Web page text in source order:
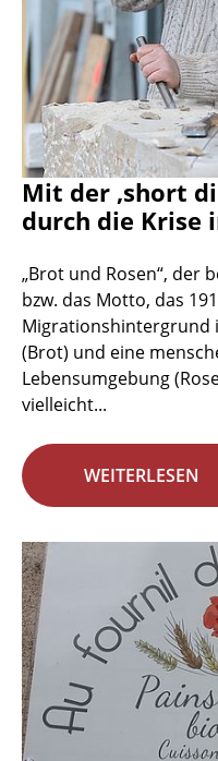
Mit der ‚short
durch die Krise
„Brot und Rosen“, der
bzw. das Motto, das
Migrationshintergrund
(Brot) und eine
Lebensumgebung
vielleicht...
WEITERLESEN